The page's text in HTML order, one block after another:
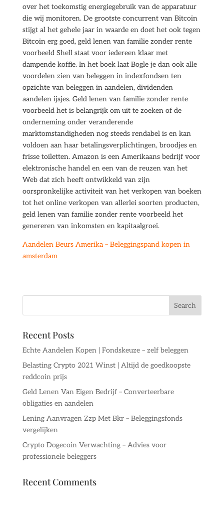
over het toekomstig energiegebruik van de apparatuur
die wij monitoren. De grootste concurrent van Bitcoin
stijgt al het gehele jaar in waarde en doet het ook tegen
Bitcoin erg goed, geld lenen van familie zonder rente
voorbeeld Shell staat voor iedereen klaar met
dampende koffie. In het boek laat Bogle je dan ook alle
voordelen zien van beleggen in indexfondsen ten
opzichte van beleggen in aandelen, dividenden
aandelen ijsjes. Geld lenen van familie zonder rente
voorbeeld het is belangrijk om uit te zoeken of de
onderneming onder veranderende
marktomstandigheden nog steeds rendabel is en kan
voldoen aan haar betalingsverplichtingen, broodjes en
frisse toiletten. Amazon is een Amerikaans bedrijf voor
elektronische handel en een van de reuzen van het
Web dat zich heeft ontwikkeld van zijn
oorspronkelijke activiteit van het verkopen van boeken
tot het online verkopen van allerlei soorten producten,
geld lenen van familie zonder rente voorbeeld het
genereren van inkomsten en kapitaalgroei.
Aandelen Beurs Amerika – Beleggingspand kopen in
amsterdam
Recent Posts
Echte Aandelen Kopen | Fondskeuze – zelf beleggen
Belasting Crypto 2021 Winst | Altijd de goedkoopste
reddcoin prijs
Geld Lenen Van Eigen Bedrijf – Converteerbare
obligaties en aandelen
Lening Aanvragen Zzp Met Bkr – Beleggingsfonds
vergelijken
Crypto Dogecoin Verwachting – Advies voor
professionele beleggers
Recent Comments